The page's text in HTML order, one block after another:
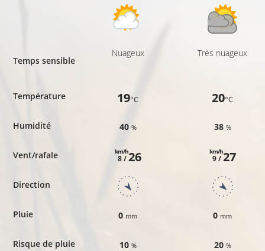
Temps sensible
Température
Humidité
Vent/rafale
Direction
Pluie
Risque de pluie
Nuageux
19°C
40 %
8 /
km/h26
0 mm
10 %
Très nuageux
20°C
38 %
9 /
km/h27
0 mm
20 %